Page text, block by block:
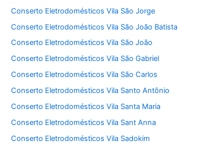
Conserto Eletrodomésticos Vila São Jorge
Conserto Eletrodomésticos Vila São João Batista
Conserto Eletrodomésticos Vila São João
Conserto Eletrodomésticos Vila São Gabriel
Conserto Eletrodomésticos Vila São Carlos
Conserto Eletrodomésticos Vila Santo Antônio
Conserto Eletrodomésticos Vila Santa Maria
Conserto Eletrodomésticos Vila Sant Anna
Conserto Eletrodomésticos Vila Sadokim